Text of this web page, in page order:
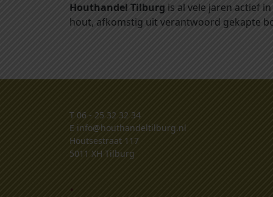
Houthandel Tilburg is al vele jaren actief
hout, afkomstig uit verantwoord gekapte
T 06 - 25 32 32 34
E info@houthandeltilburg.nl
Houtsestraat 117
5011 XH Tilburg
.